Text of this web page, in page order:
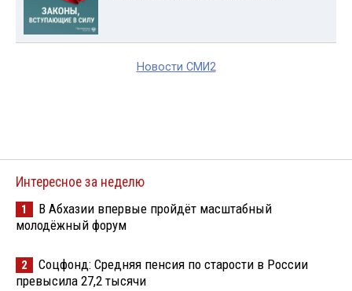
Новости СМИ2
Интересное за неделю
1
В Абхазии впервые пройдёт масштабный
молодёжный форум
2
Соцфонд: Средняя пенсия по старости в России
превысила 27,2 тысячи